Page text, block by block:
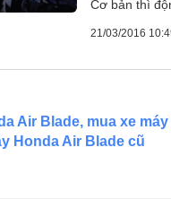
Cơ bản thì
21/03/2016
Air Blade, mua xe
Honda Air Blade cũ